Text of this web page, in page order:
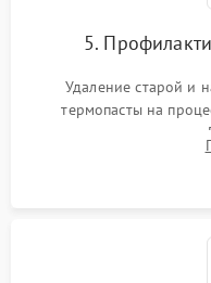
5.
Удаление старой и
термопасты на
комплектующих в
обеспечения